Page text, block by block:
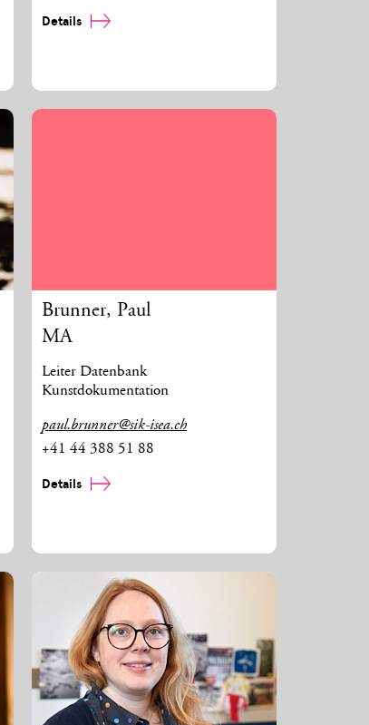
Details
Brunner, Paul
MA
Leiter Datenbank
Kunstdokumentation
paul.brunner@sik-isea.ch
+41 44 388 51 88
Details